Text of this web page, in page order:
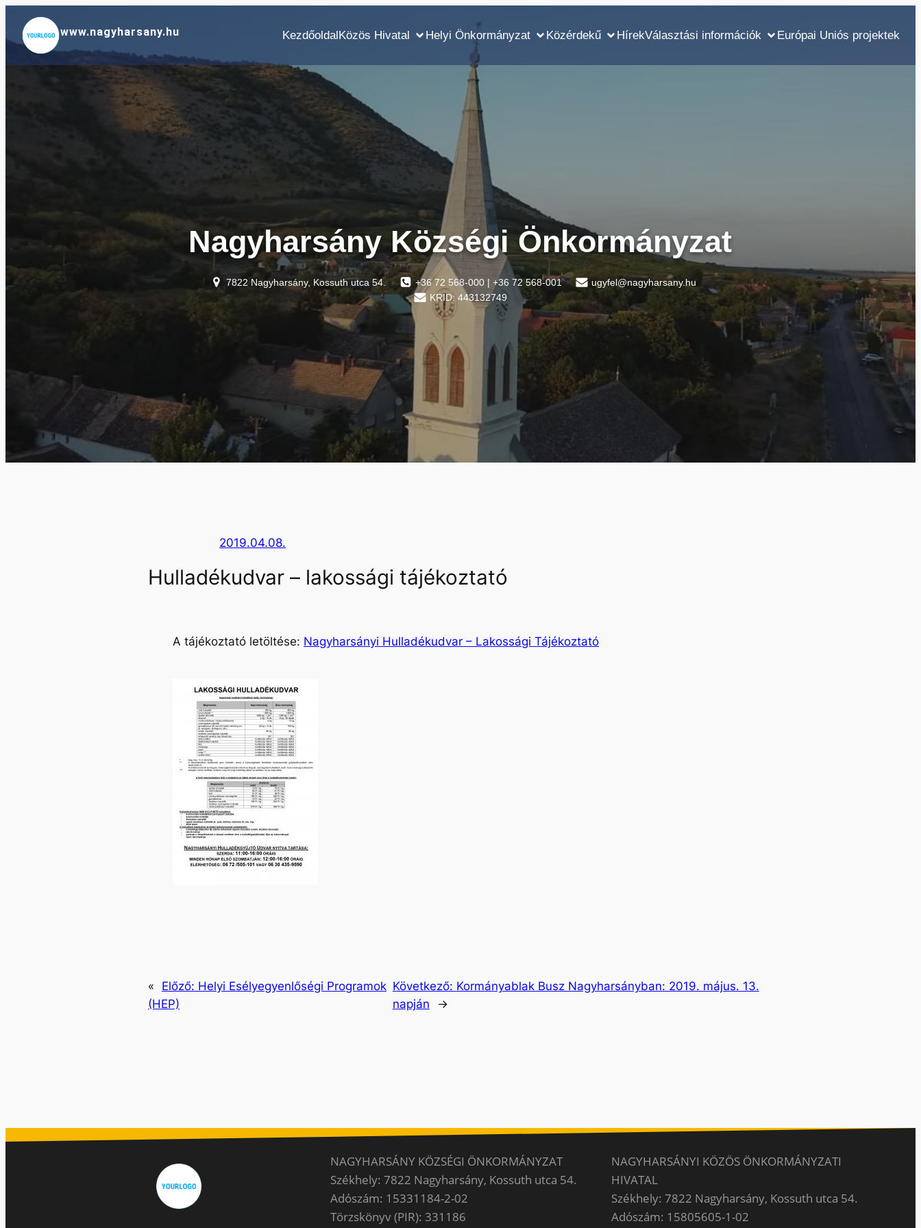
Ugrás
tartalomhoz
www.nagyharsany.hu Kezdőoldal Közös Hivatal Helyi Önkormányzat Közérdekű HírekVálasztási információk Európai Uniós projektek
Nagyharsány Községi Önkormányzat
7822 Nagyharsány, Kossuth utca 54. +36 72 568-000 | +36 72 568-001
ugyfel@nagyharsany.hu
KRID: 443132749
2019.04.08.
Hulladékudvar – lakossági tájékoztató
A tájékoztató letöltése: Nagyharsányi Hulladékudvar – Lakossági Tájékoztató
« Előző: Helyi Esélyegyenlőségi Programok
(HEP)
Következő: Kormányablak Busz Nagyharsányban: 2019. május. 13.
napján
→
NAGYHARSÁNY KÖZSÉGI ÖNKORMÁNYZAT
Székhely: 7822 Nagyharsány, Kossuth utca 54.
Adószám: 15331184-2-02
Törzskönyv (PIR): 331186
NAGYHARSÁNYI KÖZÖS ÖNKORMÁNYZATI
HIVATAL
Székhely: 7822 Nagyharsány, Kossuth utca 54.
Adószám: 15805605-1-02